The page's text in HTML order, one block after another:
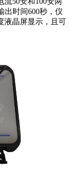
出时间600秒，仪
液晶屏显示，且可